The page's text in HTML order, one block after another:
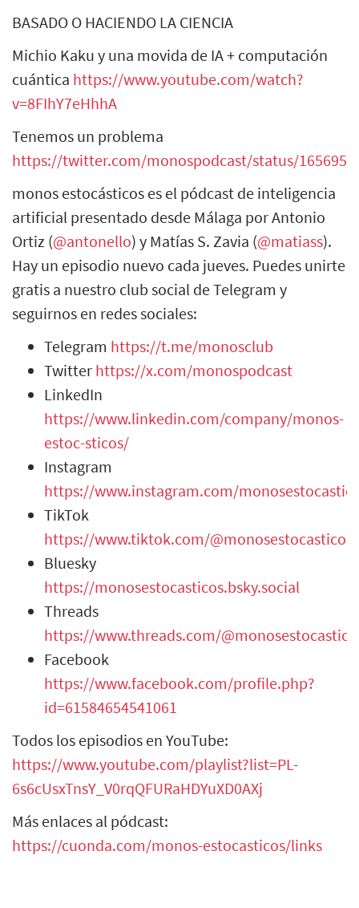
BASADO O HACIENDO LA CIENCIA
Michio Kaku y una movida de IA + computación
cuántica https://www.youtube.com/watch?
v=8FIhY7eHhhA
Tenemos un problema
https://twitter.com/monospodcast/status/
monos estocásticos es el pódcast de inteligencia
artificial presentado desde Málaga por Antonio
Ortiz (@antonello) y Matías S. Zavia (@matiass).
Hay un episodio nuevo cada jueves. Puedes unirte
gratis a nuestro club social de Telegram y
seguirnos en redes sociales:
Telegram https://t.me/monosclub
Twitter https://x.com/monospodcast
LinkedIn
https://www.linkedin.com/company/monos-
estoc-sticos/
Instagram
https://www.instagram.com/
TikTok
https://www.tiktok.com/@monosestocasticos
Bluesky
https://monosestocasticos.bsky.social
Threads
https://www.threads.com/
Facebook
https://www.facebook.com/profile.php?
id=61584654541061
Todos los episodios en YouTube:
https://www.youtube.com/playlist?list=PL-
6s6cUsxTnsY_V0rqQFURaHDYuXD0AXj
Más enlaces al pódcast:
https://cuonda.com/monos-estocasticos/links